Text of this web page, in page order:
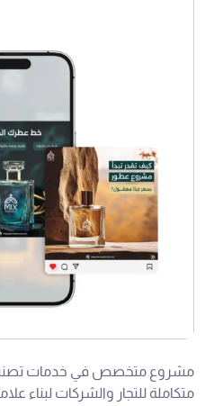
مشروع متخصص في خدمات تصنيع
متكاملة للتجار والشركات لبناء